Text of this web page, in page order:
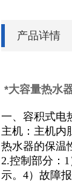
产品详情
*大容量热水
一、容积式电
主机：主机内
热水器的保温
2.控制部分：
示。4）故障